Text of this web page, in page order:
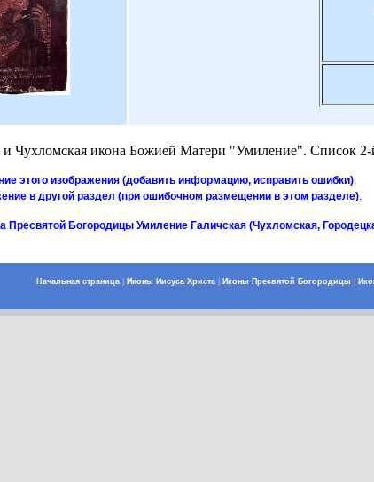
и Чухломская икона Божией Матери "Умиление". Список
этого изображения (добавить информацию, исправить ошибки).
в другой раздел (при ошибочном размещении в этом разделе).
Пресвятой Богородицы Умиление Галичская (Чухломская,
Начальная страница Иконы Иисуса Христа Иконы Пресвятой Богородицы